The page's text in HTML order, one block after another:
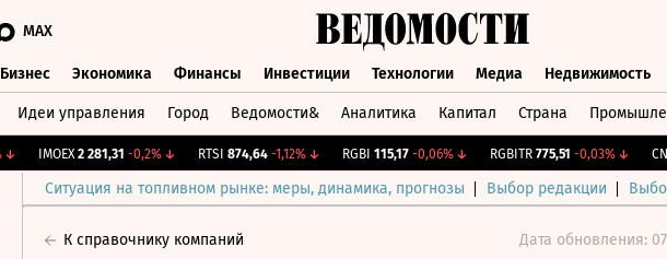
MAX
Бизнес Экономика Финансы Инвестиции Технологии Медиа Недвижимость
Идеи управления Город Ведомости& Аналитика Капитал Страна
IMOEX 2 281,31 -0,2%↓ RTSI 874,64 -1,12%↓ RGBI 115,17 -0,06%↓ RGBITR 775,51 -0,03%↓ CNY
Ситуация на топливном рынке: меры, динамика, прогнозы Выбор редакции
К справочнику компаний Дата обновления: